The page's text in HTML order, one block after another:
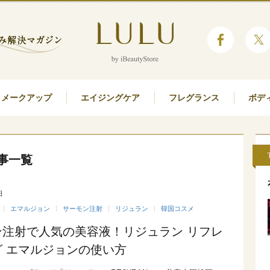
メークアップ エイジングケア フレグランス ボデ
一覧
エマルジョン サーモン注射 リジュラン 韓国コスメ
射で人気の美容液！リジュラン リフレ
エマルジョンの使い方